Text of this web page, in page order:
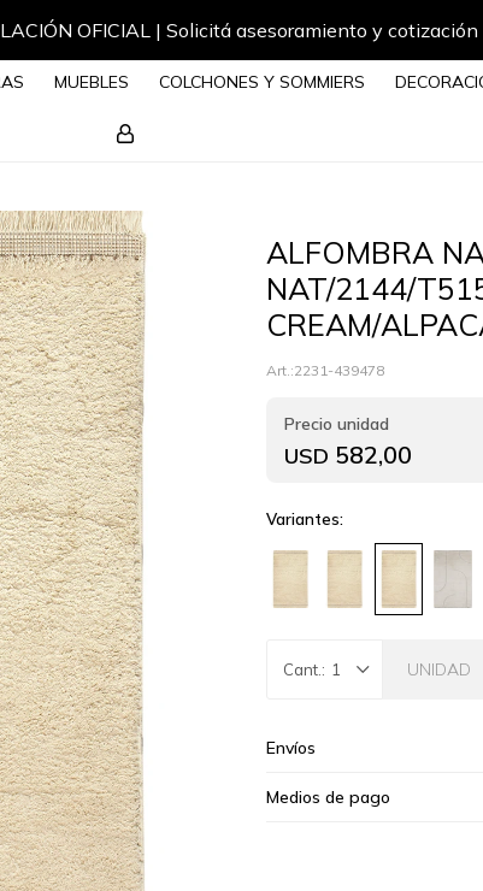
OFICIAL | Solicitá asesoramiento y cotización
MUEBLES COLCHONES Y SOMMIERS
ALFOMBRA
NAT/2144/
CREAM/
2231-439478
USD 582,00
Variantes:
1 UNIDAD
Envíos
Medios de pago